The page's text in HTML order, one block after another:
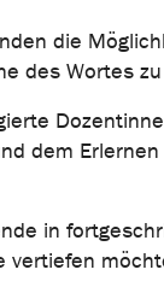
die
des Wortes zu
dem
in